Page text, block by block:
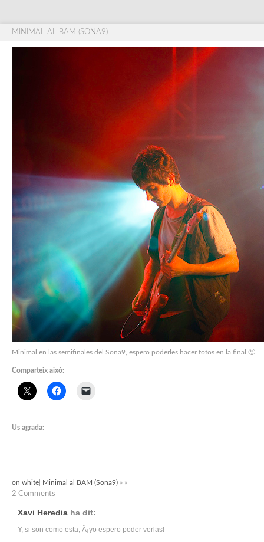
MINIMAL AL BAM (SONA9)
Minimal en las semifinales del Sona9, espero poderles hacer fotos en la final 🙂
Comparteix això:
Us agrada:
on white Minimal al BAM (Sona9) » »
2 Comments
Xavi Heredia ha dit:
Y, si son como esta, Â¡yo espero poder verlas!